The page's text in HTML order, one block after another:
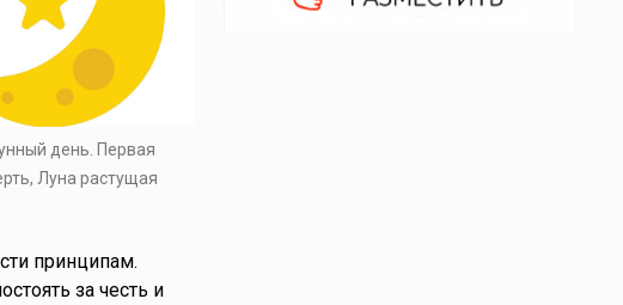
день. Первая
Луна растущая
принципам.
за честь и